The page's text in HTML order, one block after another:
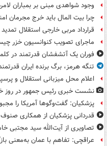
وجود شواهدی مبنی بر بمباران
چرا بیت المال باید خرج مجرمان
قرارداد مربی خارجی استقلال
ماجرای تصویب کنوانسیون خزر
فوران یک آتشفشان قدرتمند در
تنگه هرمز، برگ برنده ایران
اعلام محل میزبانی استقلال و
نشست خبری رئیس جمهور در روز
پزشکیان: گفت‌وگوها آمریکا را
قدردانی پزشکیان از همکاری
تصاویری از آیت‌الله سید مجتبی
عراقچی: تفاهم با عمان به‌معنی